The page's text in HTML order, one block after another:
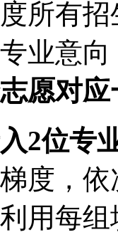
所有
业意
愿对
2位专
度，
用每